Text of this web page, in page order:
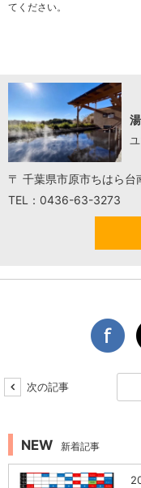
てください。
〒 千葉県市原市ちはら
TEL：0436-63-3273
次の記事
NEW 新着記事